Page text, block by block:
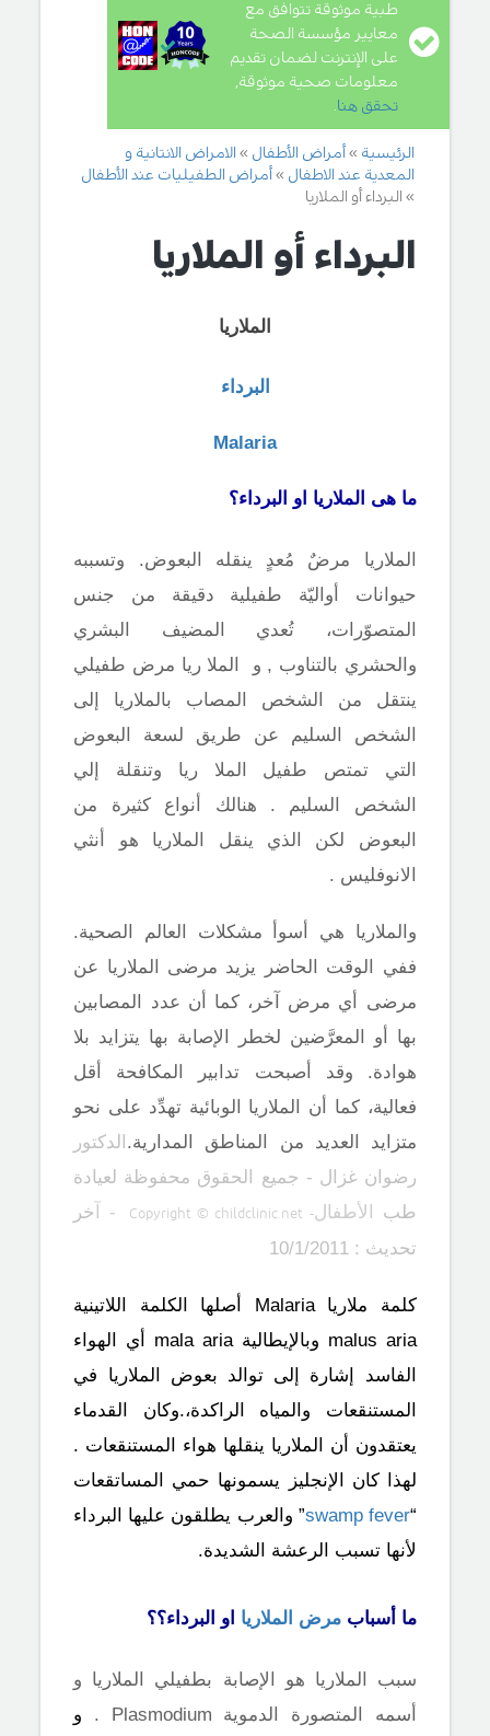
طبية موثوقة تتوافق مع
معايير مؤسسة الصحة
على الإنترنت لضمان تقديم
معلومات صحية موثوقة,
تحقق هنا
الرئيسية أمراض الأطفال
الامراض الانتانية و
المعدية عند الاطفال
أمراض الطفيليات عند الأطفال
البرداء أو الملاريا
البرداء أو الملاريا
الملاريا
البرداء
Malaria
ما هى الملاريا او البرداء؟
الملاريا مرضٌ مُعدٍ ينقله البعوض. وتسببه
حيوانات أواليّة طفيلية دقيقة من جنس
المتصوّرات، تُعدي المضيف البشري
والحشري بالتناوب , و
الملا ريا مرض طفيلي
ينتقل من الشخص المصاب بالملاريا إلى
الشخص السليم عن طريق لسعة البعوض
التي تمتص طفيل الملا ريا وتنقلة إلي
الشخص السليم . هنالك أنواع كثيرة من
البعوض لكن الذي ينقل الملاريا هو أنثي
الانوفليس .
والملاريا هي أسوأ مشكلات العالم الصحية.
ففي الوقت الحاضر يزيد مرضى الملاريا عن
مرضى أي مرض آخر، كما أن عدد المصابين
بها أو المعرَّضين لخطر الإصابة بها يتزايد بلا
هوادة. وقد أصبحت تدابير المكافحة أقل
فعالية، كما أن الملاريا الوبائية تهدِّد على نحو
متزايد العديد من المناطق المدارية.الدكتور
رضوان غزال - جميع الحقوق محفوظة لعيادة
طب الأطفال-
Copyright © childclinic.net - آ خر
تحديث : 10/1/2011
كلمة ملارياMalaria أصلها الكلمة اللاتينية
malus aria وبالإيطالية mala aria أي الهواء
الفاسد إشارة إلى توالد بعوض الملاريا في
المستنقعات والمياه الراكدة،.وكان القدماء
يعتقدون أن الملاريا ينقلها هواء المستنقعات .
لهذا كان الإنجليز يسمونها حمي المساتقعات
“
swamp fever” والعرب يطلقون عليها البرداء
لأنها تسبب الرعشة الشديدة.
ما أسبابمرض الملاريا او البرداء؟؟
سبب الملاريا هو الإصابة بطفيلي الملاريا و
أسمه المتصورة الدموية Plasmodium
. و